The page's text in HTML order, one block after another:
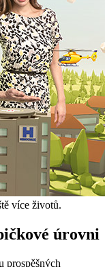
více životů.
úrovni
prospěšných